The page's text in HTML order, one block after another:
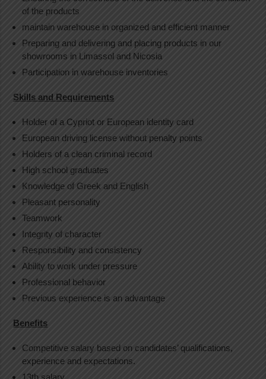
of the products
maintain warehouse in organized and efficient manner
Preparing and delivering and placing products in our
showrooms in Limassol and Nicosia
Participation in warehouse inventories
Skills and Requirements
Holder of a Cypriot or European identity card
European driving license without penalty points
Holders of a clean criminal record
High school graduates
Knowledge of Greek and English
Pleasant personality
Teamwork
Integrity of character
Responsibility and consistency
Ability to work under pressure
Professional behavior
Previous experience is an advantage
Benefits
Competitive salary based on candidates’ qualifications,
experience and expectations.
13th salary